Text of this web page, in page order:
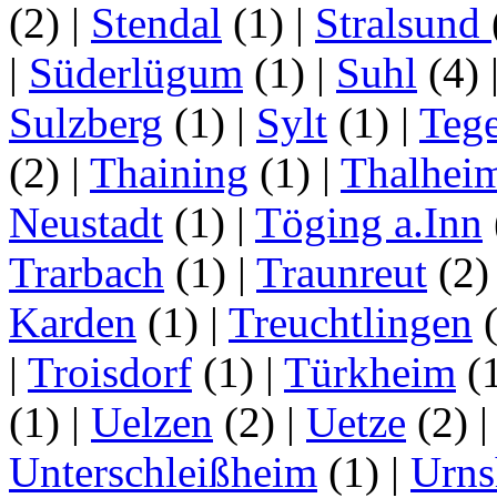
(2) | Stendal (1) | Stralsund
| Süderlügum (1) | Suhl (4)
Sulzberg (1) | Sylt (1) |
(2) | Thaining (1) |
Neustadt (1) | Töging a.Inn
Trarbach (1) | Traunreut
Karden (1) | Treuchtlingen
| Troisdorf (1) | Türkheim
(1) | Uelzen (2) | Uetze (2)
Unterschleißheim (1) |